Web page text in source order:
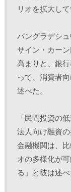
リオを拡大し
バングラデシ
サイン・カー
高まりと、銀
って、消費者
述べた。
「民間投資の
法人向け融資
金融機関は、
オの多様化が
る」と彼は述べ